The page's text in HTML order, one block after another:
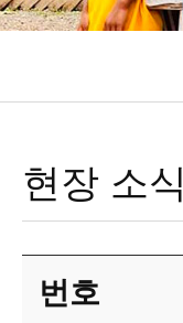
현장 소식
번호